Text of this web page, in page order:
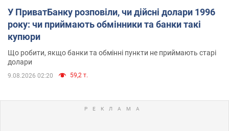
У ПриватБанку розповіли, чи дійсні долари 1996
року: чи приймають обмінники та банки такі
купюри
Що робити, якщо банки та обмінні пункти не приймають старі
долари
9.08.2026 02:20 59,2 т.